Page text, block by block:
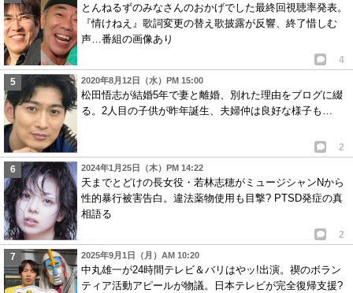
とんねるずのみなさんのおかげでした最終回視聴率発表。
『情けねえ』歌詞変更の替え歌披露が反響、終了惜しむ
声…番組の画像あり
4
2020年8月12日（水）PM 15:00
松田悟志が結婚5年で妻と離婚、別れた理由をブログに綴
る。2人目の子供が昨年誕生、夫婦仲は良好な様子も…
2
2024年1月25日（木）PM 14:22
天までとどけの長女役・若林志穂がミュージシャンNから
性的暴行被害告白。違法薬物使用も目撃? PTSD発症の真
相語る
2
2025年9月1日（月）AM 10:20
中丸雄一が24時間テレビ＆バリはやッ!出演。禊のボラン
ティア活動アピールが物議。日本テレビが完全復帰支援?